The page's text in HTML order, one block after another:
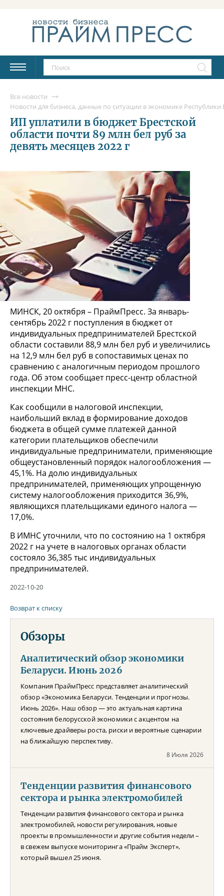
Все новости
Новости для бизнеса, данные по ситуации в экономике
ИП уплатили в бюджет Брестской
области почти 89 млн бел руб за
девять месяцев 2022 г
МИНСК, 20 октября – ПраймПресс. За январь-
сентябрь 2022 г поступления в бюджет от
индивидуальных предпринимателей Брестской
области составили 88,9 млн бел руб и увеличились
на 12,9 млн бел руб в сопоставимых ценах по
сравнению с аналогичным периодом прошлого
года. Об этом сообщает пресс-центр областной
инспекции МНС.
Как сообщили в налоговой инспекции,
наибольший вклад в формирование доходов
бюджета в общей сумме платежей данной
категории плательщиков обеспечили
индивидуальные предприниматели, применяющие
общеустановленный порядок налогообложения —
45,1%. На долю индивидуальных
предпринимателей, применяющих упрощенную
систему налогообложения приходится 36,9%,
являющихся плательщиками единого налога —
17,0%.
В ИМНС уточнили, что по состоянию на 1 октября
2022 г на учете в налоговых органах области
состояло 36,385 тыс индивидуальных
предпринимателей.
2022-10-20
Возврат к списку
Обзоры
Аналитический обзор экономики
Беларуси. Июнь 2026
Компания ПраймПресс представляет аналитический
обзор «Экономика Беларуси. Тенденции и прогнозы.
Июнь 2026». Наш обзор — это актуальная картина
состояния белорусской экономики с акцентом на
ключевые драйверы роста, риски и вероятные сценарии
на ближайшую перспективу.
8 Июля 2026
Тенденции развития финансового
сектора и рынка электромобилей
Тенденции развития финансового сектора и рынка
электромобилей, новости регулирования, новые
проекты в промышленности и другие события недели –
в свежем выпуске мониторинга «Прайм Эксперт»,
который вышел 25 июня.